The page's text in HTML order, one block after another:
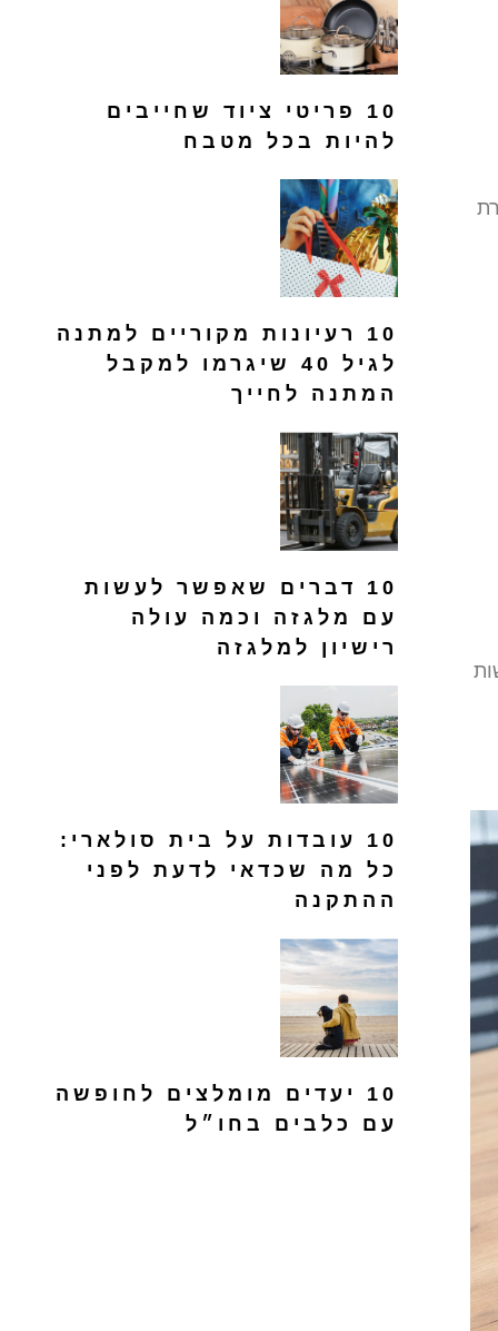
10 פריטי ציוד שחייבים
להיות בכל מטבח
10 רעיונות מקוריים למתנה
לגיל 40 שיגרמו למקבל
המתנה לחייך
10 דברים שאפשר לעשות
עם מלגזה וכמה עולה
רישיון למלגזה
10 עובדות על בית סולארי:
כל מה שכדאי לדעת לפני
ההתקנה
10 יעדים מומלצים לחופשה
עם כלבים בחו״ל